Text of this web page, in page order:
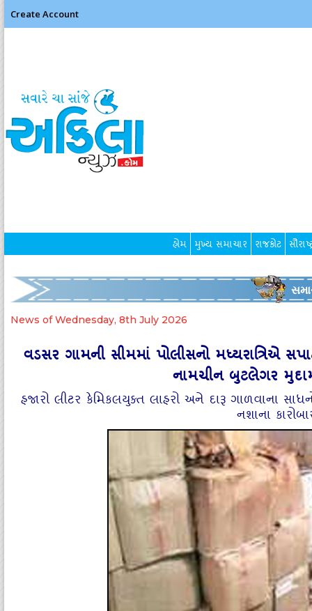
Create Account
હોમ મુખ્ય સમાચાર રાજકોટ
News of Wednesday, 8th July 2026
વડસર ગામની સીમમાં પોલીસનો મધ્યરાત્રિએ
નામચીન બુટલેગર
હજારો લીટર કેમિકલયુક્ત લાહરો અને દારૂ ગાળવાના
નશાના